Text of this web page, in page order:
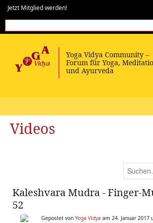
Jetzt Mitglied werden!
Videos
Kaleshvara Mudra - Finger-
52
Gepostet von Yoga Vidya am 24. Januar 2017